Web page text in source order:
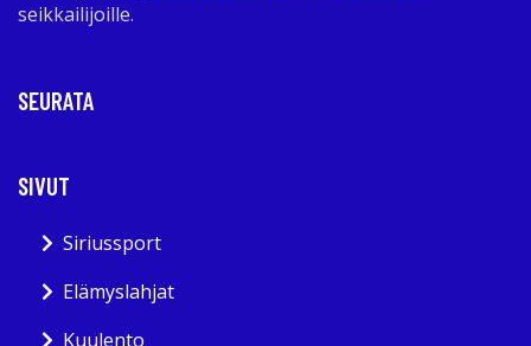
seikkailijoille.
SEURATA
SIVUT
Siriussport
Elämyslahjat
Kuulento